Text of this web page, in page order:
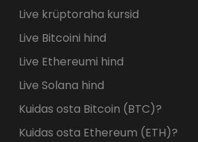
Live krüptoraha kursid
Live Bitcoini hind
Live Ethereumi hind
Live Solana hind
Kuidas osta Bitcoin (BTC)?
Kuidas osta Ethereum (ETH)?